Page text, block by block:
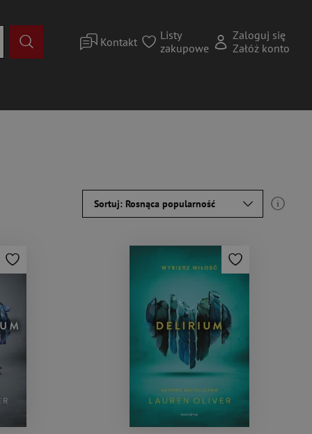
Kontakt
Listy
zakupowe
Zaloguj się
Załóż konto
Sortuj: Rosnąca popularność